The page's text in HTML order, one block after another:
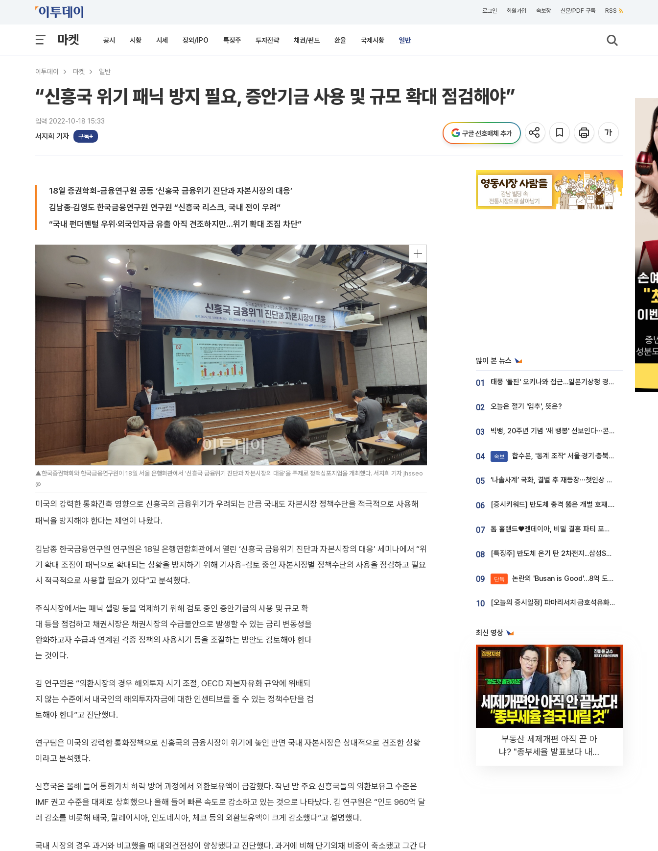
로그인 회원가입 속보창 신문/PDF 구독 RSS
마켓 공시 시황 시세 장외/IPO 특징주 투자전략 채권/펀드 환율 국제시황 일반
이투데이 마켓 일반
“신흥국 위기 패닉 방지 필요, 증안기금 사용 및 규모 확대 점검해야”
입력 2022-10-18 15:33
서지희 기자 구독 구글 선호매체 추가
18일 증권학회-금융연구원 공동 ‘신흥국 금융위기 진단과 자본시장의 대응’
김남종·김영도 한국금융연구원 연구원 “신흥국 리스크, 국내 전이 우려”
“국내 펀더멘털 우위·외국인자금 유출 아직 견조하지만…위기 확대 조짐 차단”
▲한국증권학회와 한국금융연구원이 18일 서울 은행회관에서 '신흥국 금융위기 진단과 자본시장의 대응'을 주제로 정책심포지엄을 개최했다. 서지희 기자 jhsseo
@
미국의 강력한 통화긴축 영향으로 신흥국의 금융위기가 우려되는 만큼 국내도 자본시장 정책수단을 적극적으로 사용해
패닉을 방지해야 한다는 제언이 나왔다.
김남종 한국금융연구원 연구원은 18일 은행연합회관에서 열린 ‘신흥국 금융위기 진단과 자본시장의 대응’ 세미나에서 “위
기 확대 조짐이 패닉으로 확대되는 상황을 방지하기 위해 기사용-검토 중인 자본시장별 정책수단의 사용을 점검하고 필요
시 적극적으로 사용할 필요가 있다”고 분석했다.
주식시장에서는 패닉 셀링 등을 억제하기 위해 검토 중인 증안기금의 사용 및 규모 확
대 등을 점검하고 채권시장은 채권시장의 수급불안으로 발생할 수 있는 금리 변동성을
완화하고자 수급과 연계된 각종 정책의 사용시기 등을 조절하는 방안도 검토해야 한다
는 것이다.
김 연구원은 “외환시장의 경우 해외투자 시기 조절, OECD 자본자유화 규약에 위배되
지 않는 수준에서 내국인의 해외투자자금에 대한 인센티브를 줄 수 있는 정책수단을 검
토해야 한다”고 진단했다.
연구팀은 미국의 강력한 통화정책으로 신흥국의 금융시장이 위기에 놓인 반면 국내 자본시장은 상대적으로 견조한 상황
이라고 분석했다.
신흥국은 올해 들어 통화가치 하락 방어 과정에서 외환보유액이 급감했다. 작년 말 주요 신흥국들의 외환보유고 수준은
IMF 권고 수준을 대체로 상회했으나 올해 들어 빠른 속도로 감소하고 있는 것으로 나타났다. 김 연구원은 “인도 960억 달
러 감소를 비롯해 태국, 말레이시아, 인도네시아, 체코 등의 외환보유액이 크게 감소했다”고 설명했다.
국내 시장의 경우 과거와 비교했을 때 대외건전성이 향상됐다고 진단했다. 과거에 비해 단기외채 비중이 축소됐고 그간 다
많이 본 뉴스
01 태풍 '돌핀' 오키나와 접근…일본기상청 경로 업데이트
02 오늘은 절기 '입추', 뜻은?
03 빅뱅, 20주년 기념 '새 뱅봉' 선보인다⋯콘서트 앞두고 팝업 개최
04 속보 합수본, '통계 조작' 서울·경기·충북 선관위 등 추가 압수수색
05 ‘나솔사계’ 국화, 결별 후 재등장⋯첫인상 투표 휩쓸고 ‘인기녀’ 등극
06 [증시키워드] 반도체 충격 뚫은 개별 호재...포스코퓨처엠·에코프로·한화솔루션 '눈길'
07 톰 홀랜드♥젠데이아, 비밀 결혼 파티 포착⋯호텔 대관비만 9억
08 [특징주] 반도체 온기 탄 2차전지...삼성SDI, 장 초반 7% 넘게 껑충
09 단독 논란의 'Busan is Good'…8억 도시브랜드, 용산 대통령실 CI 업체가 수행
10 [오늘의 증시일정] 파마리서치·금호석유화학·코오롱인더·상상인증권 등
최신 영상
부동산 세제개편 아직 끝 아
냐? "종부세율 발표보다 내릴